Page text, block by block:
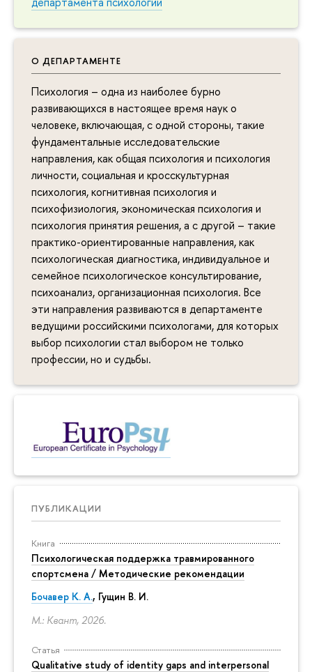
О ДЕПАРТАМЕНТЕ
Психология – одна из наиболее бурно
развивающихся в настоящее время наук о
человеке, включающая, с одной стороны, такие
фундаментальные исследовательские
направления, как общая психология и психология
личности, социальная и кросскультурная
психология, когнитивная психология и
психофизиология, экономическая психология и
психология принятия решения, а с другой – такие
практико-ориентированные направления, как
психологическая диагностика, индивидуальное и
семейное психологическое консультирование,
психоанализ, организационная психология. Все
эти направления развиваются в департаменте
ведущими российскими психологами, для которых
выбор психологии стал выбором не только
профессии, но и судьбы.
ПУБЛИКАЦИИ
Книга
Психологическая поддержка травмированного
спортсмена / Методические рекомендации
Бочавер К. А., Гущин В. И.
М.: Квант, 2026.
Статья
Qualitative study of identity gaps and interpersonal